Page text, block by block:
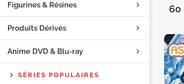
Figurines & Résines
Produits Dérivés
Anime DVD & Blu‑ray
SÉRIES POPULAIRES
60